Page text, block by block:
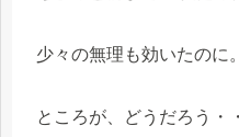
少々の無理も効いたのに。
ところが、どうだろう・